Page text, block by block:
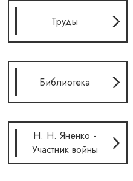
Труды
Библиотека
Н. Н. Яненко -
Участник войны